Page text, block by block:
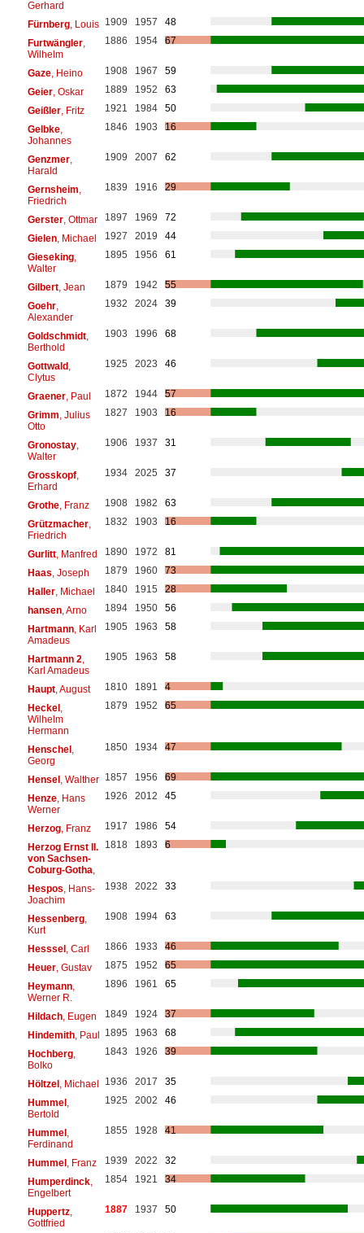
Gerhard
Fürnberg, Louis 1909 1957
48
Furtwängler,
Wilhelm
1886 1954 67
Gaze, Heino 1908 1967
59
Geier, Oskar 1889 1952
63
Geißler, Fritz 1921 1984
50
Gelbke,
Johannes
1846 1903 16
Genzmer,
Harald
1909 2007 62
Gernsheim
Friedrich
1839 1916 29
Gerster, Ottmar 1897 1969
72
Gielen, Michael 1927 2019
44
Gieseking,
Walter
1895 1956 61
Gilbert, Jean 1879 1942
55
Goehr,
Alexander
1932 2024 39
Goldschmidt,
Berthold
1903 1996 68
Gottwald,
Clytus
1925 2023 46
Graener, Paul 1872 1944
57
Grimm , Julius
Otto
1827 1903 16
Gronostay,
Walter
1906 1937 31
Grosskopf,
Erhard
1934 2025 37
Grothe, Franz 1908 1982
63
Grützmacher,
Friedrich
1832 1903 16
Gurlitt, Manfred 1890 1972
81
Haas , Joseph 1879 1960
73
Haller, Michael 1840 1915
28
hansen, Arno 1894 1950
56
Hartmann, Karl
Amadeus
1905 1963 58
Hartmann 2
Karl Amadeus
1905 1963 58
Haupt, August 1810 1891
4
Heckel,
Wilhelm
Hermann
1879 1952 65
Henschel,
Georg
1850 1934 47
Hensel, Walther 1857 1956
69
Henze, Hans
Werner
1926 2012 45
Herzog, Franz 1917 1986
54
Herzog Ernst II.
von Sachsen-
Coburg-Gotha
1818 1893 6
Hespos , Hans-
Joachim
1938 2022 33
Hessenberg,
Kurt
1908 1994 63
Hesssel, Carl 1866 1933
46
Heuer, Gustav 1875 1952
65
Heymann,
Werner R.
1896 1961 65
Hildach, Eugen 1849 1924
37
Hindemith, Paul 1895 1963
68
Hochberg,
Bolko
1843 1926 39
Höltzel, Michael 1936 2017
35
Hummel,
Bertold
1925 2002 46
Hummel,
Ferdinand
1855 1928 41
Hummel, Franz 1939 2022
32
Humperdinck,
Engelbert
1854 1921 34
Huppertz,
Gottfried
1887 1937 50